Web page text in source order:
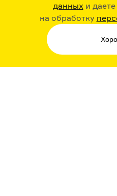
данных и
на обработку
РАДИО ARZAMAS
СТИКЕРЫ